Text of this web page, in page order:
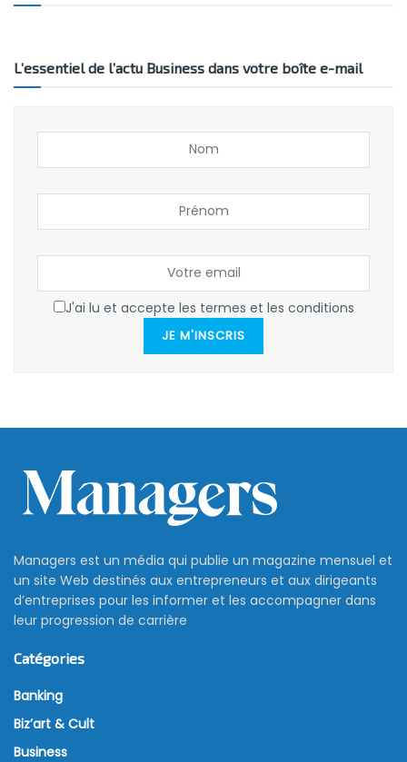
L’essentiel de l’actu Business dans votre boîte e-mail
J'ai lu et accepte les termes et les conditions
JE M'INSCRIS
Managers est un média qui publie un magazine mensuel et
un site Web destinés aux entrepreneurs et aux dirigeants
d’entreprises pour les informer et les accompagner dans
leur progression de carrière
Catégories
Banking
Biz’art & Cult
Business